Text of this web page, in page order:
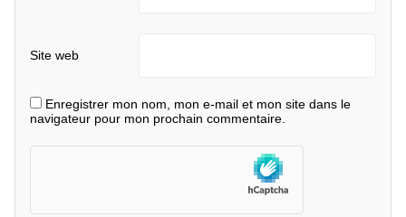
Site web
Enregistrer mon nom, mon e-mail et mon site dans le
navigateur pour mon prochain commentaire.